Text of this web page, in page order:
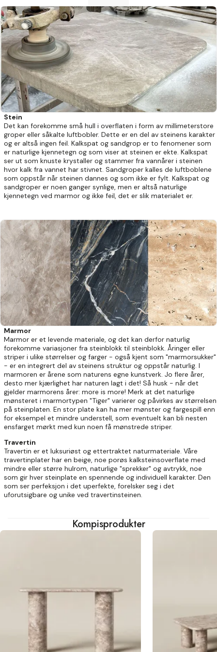
Stein
Det kan forekomme små hull i overflaten i form av millimeterstore
groper eller såkalte luftbobler. Dette er en del av steinens karakter
og er altså ingen feil. Kalkspat og sandgrop er to fenomener som
er naturlige kjennetegn og som viser at steinen er ekte. Kalkspat
ser ut som knuste krystaller og stammer fra vannårer i steinen
hvor kalk fra vannet har stivnet. Sandgroper kalles de luftboblene
som oppstår når steinen dannes og som ikke er fylt. Kalkspat og
sandgroper er noen ganger synlige, men er altså naturlige
kjennetegn ved marmor og ikke feil, det er slik materialet er.
Marmor
Marmor er et levende materiale, og det kan derfor naturlig
forekomme variasjoner fra steinblokk til steinblokk. Åringer eller
striper i ulike størrelser og farger - også kjent som "marmorsukker"
- er en integrert del av steinens struktur og oppstår naturlig. I
marmoren er årene som naturens egne kunstverk. Jo flere årer,
desto mer kjærlighet har naturen lagt i det! Så husk - når det
gjelder marmorens årer: more is more! Merk at det naturlige
mønsteret i marmortypen "Tiger" varierer og påvirkes av størrelsen
på steinplaten. En stor plate kan ha mer mønster og fargespill enn
for eksempel et mindre understell, som eventuelt kan bli nesten
ensfarget mørkt med kun noen få mønstrede striper.
Travertin
Travertin er et luksuriøst og ettertraktet naturmateriale. Våre
travertinplater har en beige, noe porøs kalksteinsoverflate med
mindre eller større hulrom, naturlige "sprekker" og avtrykk, noe
som gir hver steinplate en spennende og individuell karakter. Den
som ser perfeksjon i det uperfekte, forelsker seg i det
uforutsigbare og unike ved travertinsteinen.
Kompisprodukter